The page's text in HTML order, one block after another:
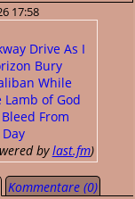
17:58
Drive As I
Bury
While
Lamb of God
Bleed From
bylast.fm)
Kommentare (0)